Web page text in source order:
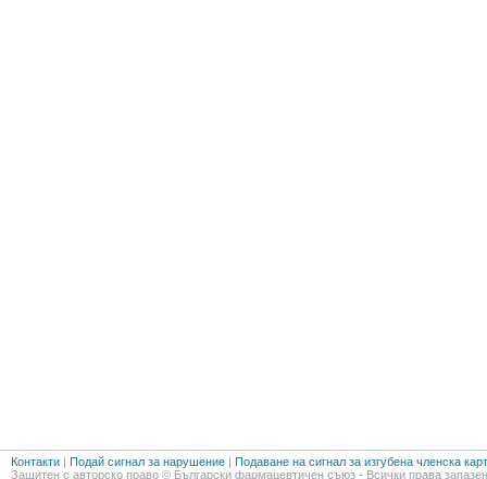
Контакти | Подай сигнал за нарушение | Подаване на сигнал за изгубена членска
Защитен с авторско право © Български фармацевтичен съюз - Всички права